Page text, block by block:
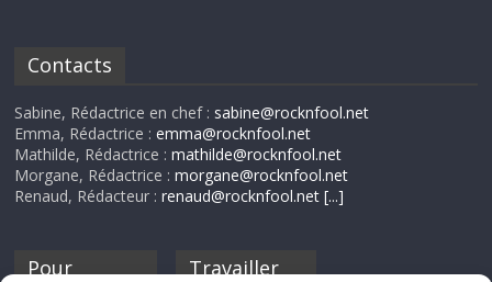
Contacts
Sabine, Rédactrice en chef : sabine@rocknfool.net
Emma, Rédactrice :emma@rocknfool.net
Mathilde, Rédactrice :mathilde@rocknfool.net
Morgane, Rédactrice :morgane@rocknfool.net
Renaud, Rédacteur :renaud@rocknfool.net [...]
Pour
Travailler